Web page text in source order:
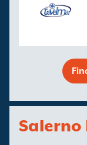
Salerno